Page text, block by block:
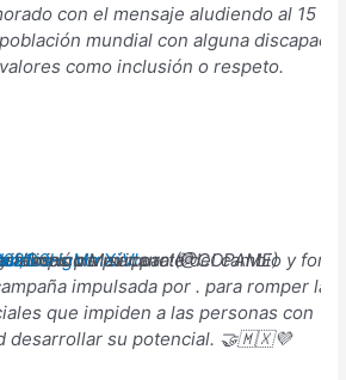
con el mensajealudiendo al 15
mundial con alguna
como inclusión o respeto.
iluminó de púrpura!💜
felices por ser parte del cambio y
impulsada por. para romper las
que impiden a las personas con
desarrollar su potencial. 🤝🇲🇽💜
30HgMmXiVlMexicano (@COPAME)